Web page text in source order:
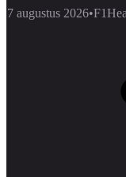
7 augustus 2026•